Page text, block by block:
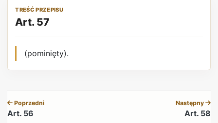
TREŚĆ PRZEPISU
Art. 57
(pominięty).
Poprzedni
Art. 56
Następny
Art. 58